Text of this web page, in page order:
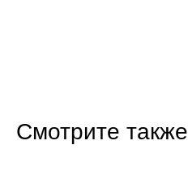
Смотрите также